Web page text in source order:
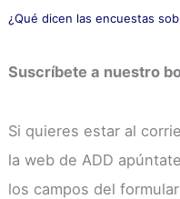
¿Qué dicen las encuestas
Suscríbete a nuestro
Si quieres estar al
la web de ADD
los campos del